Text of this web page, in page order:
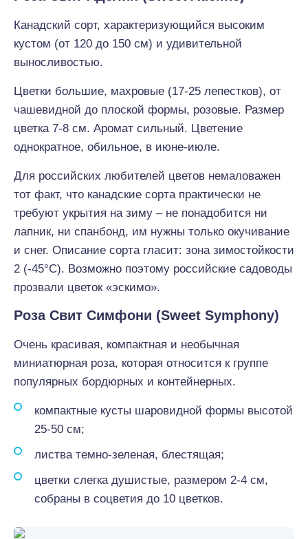
Канадский сорт, характеризующийся высоким
кустом (от 120 до 150 см) и удивительной
выносливостью.
Цветки большие, махровые (17-25 лепестков), от
чашевидной до плоской формы, розовые. Размер
цветка 7-8 см. Аромат сильный. Цветение
однократное, обильное, в июне-июле.
Для российских любителей цветов немаловажен
тот факт, что канадские сорта практически не
требуют укрытия на зиму – не понадобится ни
лапник, ни спанбонд, им нужны только окучивание
и снег. Описание сорта гласит: зона зимостойкости
2 (-45°С). Возможно поэтому российские садоводы
прозвали цветок «эскимо».
Роза Свит Симфони (Sweet Symphony)
Очень красивая, компактная и необычная
миниатюрная роза, которая относится к группе
популярных бордюрных и контейнерных.
компактные кусты шаровидной формы высотой
25-50 см;
листва темно-зеленая, блестящая;
цветки слегка душистые, размером 2-4 см,
собраны в соцветия до 10 цветков.